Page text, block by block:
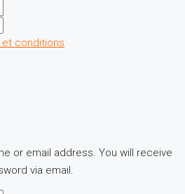
conditions
or email address. You will receive
via email.